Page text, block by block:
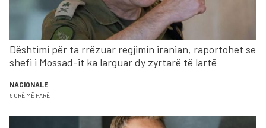
Dështimi për ta rrëzuar regjimin iranian, raportohet se
shefi i Mossad-it ka larguar dy zyrtarë të lartë
NACIONALE
6 ORË MË PARË